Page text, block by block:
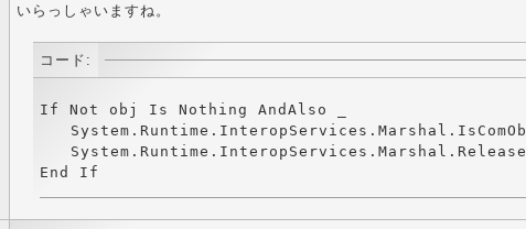
いらっしゃいますね。
コード:
If Not obj Is Nothing AndAlso _